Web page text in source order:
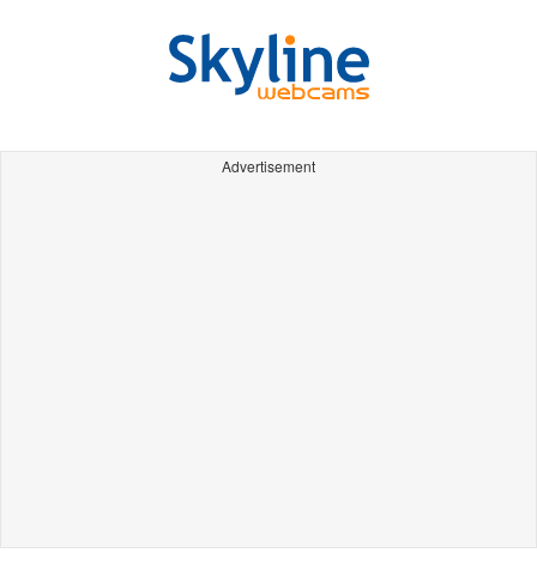
Advertisement